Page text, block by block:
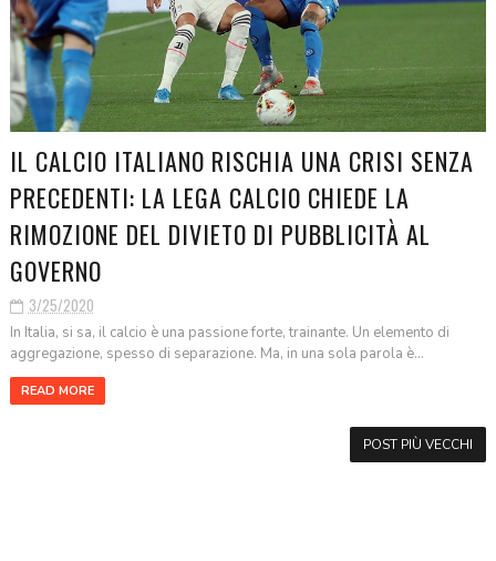
IL CALCIO ITALIANO RISCHIA UNA CRISI SENZA
PRECEDENTI: LA LEGA CALCIO CHIEDE LA
RIMOZIONE DEL DIVIETO DI PUBBLICITÀ AL
GOVERNO
3/25/2020
In Italia, si sa, il calcio è una passione forte, trainante. Un elemento di
aggregazione, spesso di separazione. Ma, in una sola parola è...
READ MORE
POST PIÙ VECCHI